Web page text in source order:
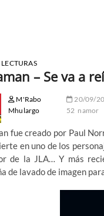
LECTURAS
– Se va a
M'Rabo
Mhulargo
20/09/
52 namor
fue creado por Paul
en uno de los
de la JLA… Y más
de lavado de imagen